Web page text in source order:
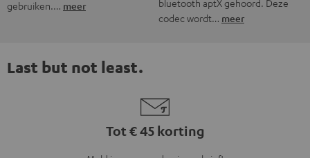
gebruiken.… meer
bluetooth aptX gehoord. Deze
codec wordt… meer
Last but not least.
Tot € 45 korting